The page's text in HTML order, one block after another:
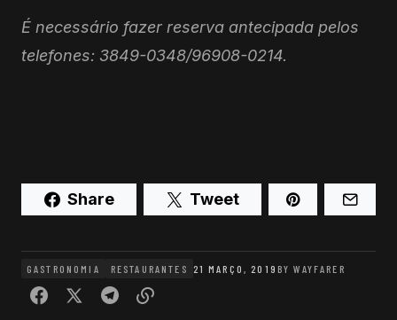
É necessário fazer reserva antecipada pelos
telefones: 3849-0348/96908-0214.
Share Tweet
GASTRONOMIA RESTAURANTES 21 MARÇO, 2019 BY WAYFARER